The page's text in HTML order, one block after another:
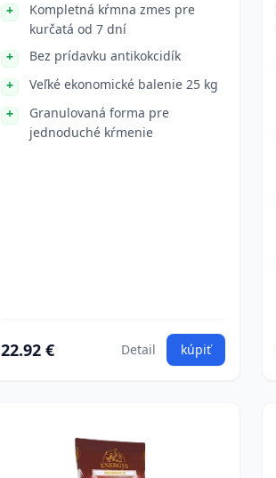
Kompletná kŕmna zmes pre
kurčatá od 7 dní
Bez prídavku antikokcidík
Veľké ekonomické balenie 25 kg
Granulovaná forma pre
jednoduché kŕmenie
22.92 € Detail kúpiť